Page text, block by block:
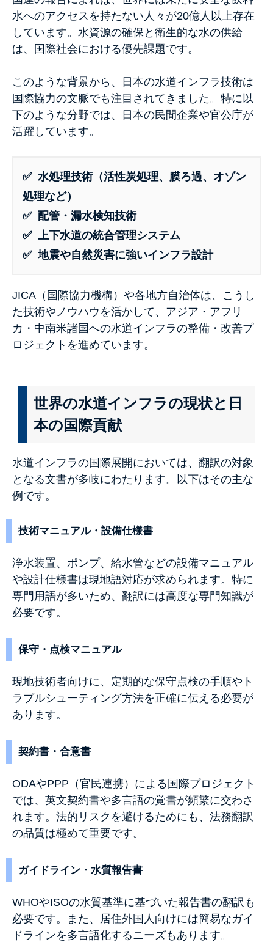
水へのアクセスを持たない人々が20億人以上存在
しています。水資源の確保と衛生的な水の供給
は、国際社会における優先課題です。
このような背景から、日本の水道インフラ技術は
国際協力の文脈でも注目されてきました。特に以
下のような分野では、日本の民間企業や官公庁が
活躍しています。
✅ 水処理技術（活性炭処理、膜ろ過、オゾン
処理など）
✅ 配管・漏水検知技術
✅ 上下水道の統合管理システム
✅ 地震や自然災害に強いインフラ設計
JICA（国際協力機構）や各地方自治体は、こうし
た技術やノウハウを活かして、アジア・アフリ
カ・中南米諸国への水道インフラの整備・改善プ
ロジェクトを進めています。
世界の水道インフラの現状と日
本の国際貢献
水道インフラの国際展開においては、翻訳の対象
となる文書が多岐にわたります。以下はその主な
例です。
技術マニュアル・設備仕様書
浄水装置、ポンプ、給水管などの設備マニュアル
や設計仕様書は現地語対応が求められます。特に
専門用語が多いため、翻訳には高度な専門知識が
必要です。
保守・点検マニュアル
現地技術者向けに、定期的な保守点検の手順やト
ラブルシューティング方法を正確に伝える必要が
あります。
契約書・合意書
ODAやPPP（官民連携）による国際プロジェクト
では、英文契約書や多言語の覚書が頻繁に交わさ
れます。法的リスクを避けるためにも、法務翻訳
の品質は極めて重要です。
ガイドライン・水質報告書
WHOやISOの水質基準に基づいた報告書の翻訳も
必要です。また、居住外国人向けには簡易なガイ
ドラインを多言語化するニーズもあります。